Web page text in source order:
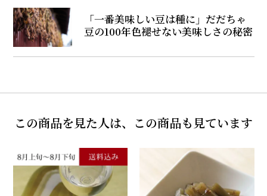
「一番美味しい豆は種に」だだちゃ
豆の100年色褪せない美味しさの秘密
この商品を見た人は、この商品も見ています